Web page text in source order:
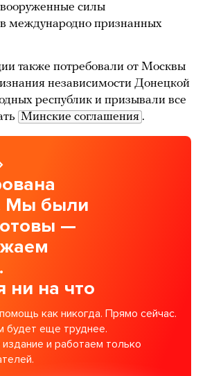
силы
международно признанных
также потребовали от Москвы
независимости Донецкой
республик и призывали все
Минские соглашения .
Мы были
—
ни на что
как никогда. Прямо сейчас.
будет еще труднее.
и работаем только